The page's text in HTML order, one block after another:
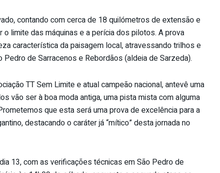
contando com cerca de 18 quilómetros de extensão e
limite das máquinas e a perícia dos pilotos. A prova
característica da paisagem local, atravessando trilhos e
de Sarracenos e Rebordãos (aldeia de Sarzeda).
TT Sem Limite e atual campeão nacional, antevê uma
vão ser à boa moda antiga, uma pista mista com alguma
que esta será uma prova de excelência para a
destacando o caráter já “mítico” desta jornada no
13, com as verificações técnicas em São Pedro de